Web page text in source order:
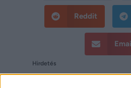
Reddit
Hirdetés